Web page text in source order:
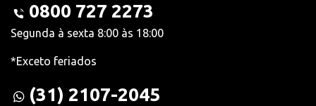
0800 727 2273
Segunda à sexta 8:00 às 18:00
*Exceto feriados
(31) 2107-2045